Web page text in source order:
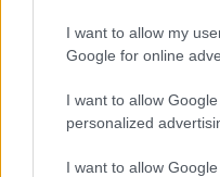
I want to allow my
Google for online
I want to allow
personalized
I want to allow